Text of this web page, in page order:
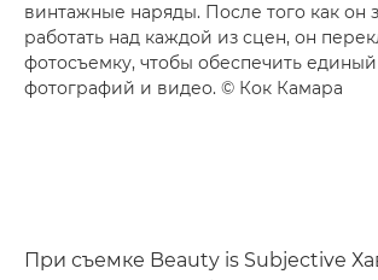
винтажные наряды. После того как он
работать над каждой из сцен, он
фотосъемку, чтобы обеспечить
фотографий и видео. © Кок Камара
При съемке Beauty is Subjective